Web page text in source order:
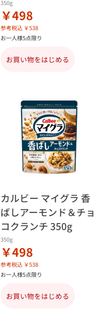
350g
￥498
参考税込 ￥538
お一人様5点限り
お買い物をはじめる
カルビー マイグラ 香
ばしアーモンド＆チョ
コクランチ 350g
350g
￥498
参考税込 ￥538
お一人様5点限り
お買い物をはじめる